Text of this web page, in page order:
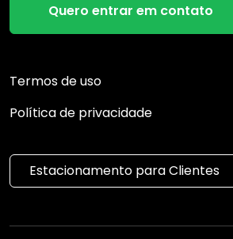
Quero entrar em contato
Termos de uso
Política de privacidade
Estacionamento para Clientes